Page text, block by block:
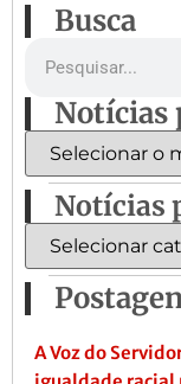
Busca
Notícias
Notícias
A Voz do